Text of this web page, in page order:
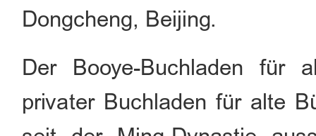
Dongcheng, Beijing.
Der Booye-Buchladen für
privater Buchladen für alte